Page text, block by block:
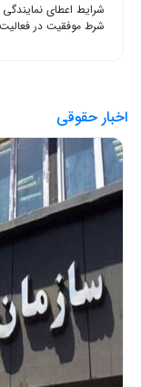
شرایط اعطای
شرط موفقیت در
اخبار حقوقی